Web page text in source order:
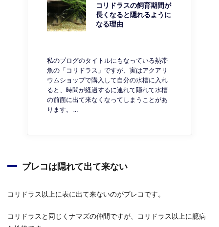
コリドラスの飼育期間が
長くなると隠れるように
なる理由
私のブログのタイトルにもなっている熱帯
魚の「コリドラス」ですが、実はアクアリ
ウムショップで購入して自分の水槽に入れ
ると、時間が経過するに連れて隠れて水槽
の前面に出て来なくなってしまうことがあ
ります。 …
プレコは隠れて出て来ない
コリドラス以上に表に出て来ないのがプレコです。
コリドラスと同じくナマズの仲間ですが、コリドラス以上に臆病